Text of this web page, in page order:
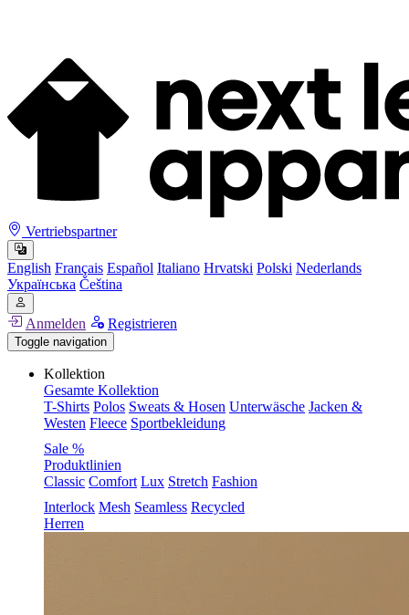
Vertriebspartner
English Français Español Italiano Hrvatski Polski Nederlands
Українська Čeština
Anmelden Registrieren
Toggle navigation
Kollektion
Gesamte Kollektion
T-Shirts Polos Sweats & Hosen Unterwäsche Jacken &
Westen Fleece Sportbekleidung
Sale %
Produktlinien
Classic Comfort Lux Stretch Fashion
Interlock Mesh Seamless Recycled
Herren